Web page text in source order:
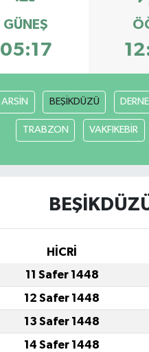
GÜNEŞ
05:17
ARSİN BEŞİKDÜZÜ
TRABZON VAKFIKEBİR
HİCRİ
11 Safer 1448
12 Safer 1448
13 Safer 1448
14 Safer 1448